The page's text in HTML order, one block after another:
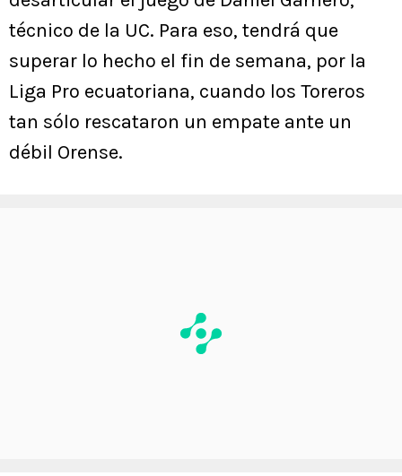
técnico de la UC. Para eso, tendrá que
superar lo hecho el fin de semana, por la
Liga Pro ecuatoriana, cuando los Toreros
tan sólo rescataron un empate ante un
débil Orense.